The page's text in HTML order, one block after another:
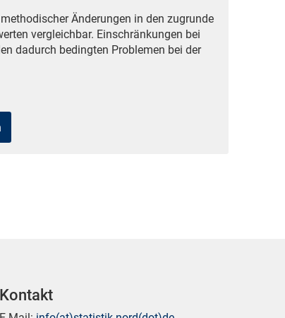
Änderungen in den zugrunde
vergleichbar. Einschränkungen bei
dadurch bedingten Problemen bei der
Kontakt